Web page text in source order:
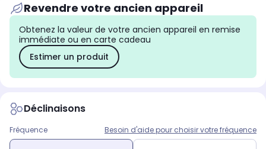
Revendre votre ancien appareil
Obtenez la valeur de votre ancien appareil en remise
immédiate ou en carte cadeau
Estimer un produit
Déclinaisons
Fréquence Besoin d'aide pour choisir votre fréquence